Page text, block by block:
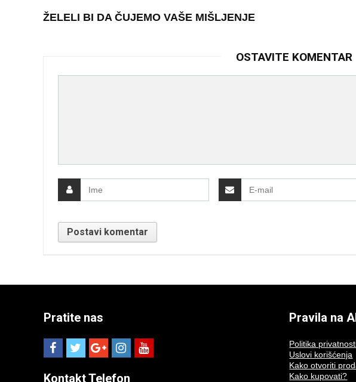
ŽELELI BI DA ČUJEMO VAŠE MIŠLJENJE
OSTAVITE KOMENTAR
Pratite nas
Kontakt Telefon
Pravila na
Politika
Uslovi korišćenja
Kako otvoriti
Kako kupovati?